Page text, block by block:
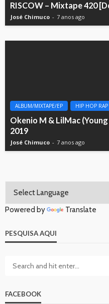
RISCOW – Mixtape 420
José Chimuco 7 anos ago
ALBUM/MIXTAPE/EP HIP HOP RAP
Okenio M & LilMac
2019
José Chimuco 7 anos ago
Powered by Translate
PESQUISA AQUI
FACEBOOK